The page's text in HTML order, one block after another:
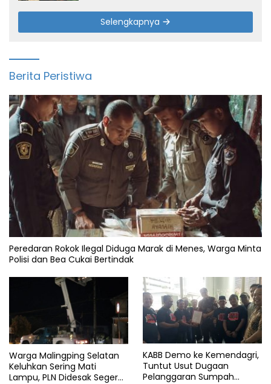
Selengkapnya
Berita Peristiwa
Peredaran Rokok Ilegal Diduga Marak di Menes, Warga Minta
Polisi dan Bea Cukai Bertindak
Warga Malingping Selatan
Keluhkan Sering Mati
Lampu, PLN Didesak Segera
KABB Demo ke Kemendagri,
Tuntut Usut Dugaan
Pelanggaran Sumpah